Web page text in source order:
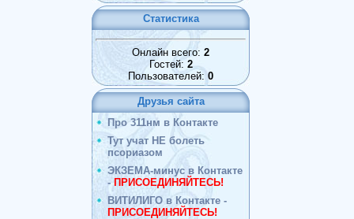
Статистика
Онлайн всего: 2
Гостей: 2
Пользователей: 0
Друзья сайта
Про 311нм в Контакте
Тут учат НЕ болеть
псориазом
ЭКЗЕМА-минус в Контакте
-ПРИСОЕДИНЯЙТЕСЬ!
ВИТИЛИГО в Контакте -
ПРИСОЕДИНЯЙТЕСЬ!